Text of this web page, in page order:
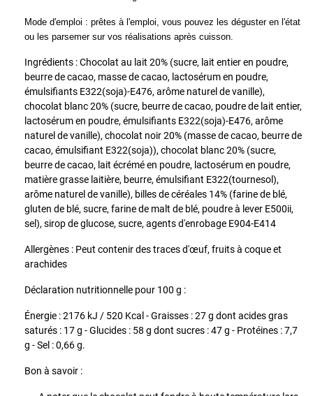
Mode d'emploi : prêtes à l'emploi, vous pouvez les déguster en l'état
ou les parsemer sur vos réalisations après cuisson.
Ingrédients : Chocolat au lait 20% (sucre, lait entier en poudre,
beurre de cacao, masse de cacao, lactosérum en poudre,
émulsifiants E322(soja)-E476, arôme naturel de vanille),
chocolat blanc 20% (sucre, beurre de cacao, poudre de lait entier,
lactosérum en poudre, émulsifiants E322(soja)-E476, arôme
naturel de vanille), chocolat noir 20% (masse de cacao, beurre de
cacao, émulsifiant E322(soja)), chocolat blanc 20% (sucre,
beurre de cacao, lait écrémé en poudre, lactosérum en poudre,
matière grasse laitière, beurre, émulsifiant E322(tournesol),
arôme naturel de vanille), billes de céréales 14% (farine de blé,
gluten de blé, sucre, farine de malt de blé, poudre à lever E500ii,
sel), sirop de glucose, sucre, agents d'enrobage E904-E414
Allergènes : Peut contenir des traces d'œuf, fruits à coque et
arachides
Déclaration nutritionnelle pour 100 g :
Énergie : 2176 kJ / 520 Kcal - Graisses : 27 g dont acides gras
saturés : 17 g - Glucides : 58 g dont sucres : 47 g - Protéines : 7,7
g - Sel : 0,66 g.
Bon à savoir :